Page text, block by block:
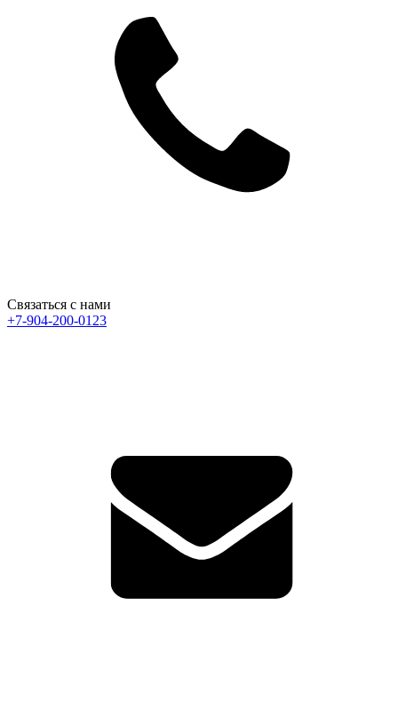
Связаться с нами
+7-904-200-0123